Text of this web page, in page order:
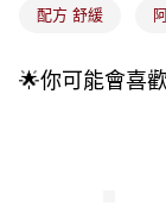
1.分期款項不併入電
帳／街口支付／
7-11取貨付款
配方 舒緩
🌟你可能會喜